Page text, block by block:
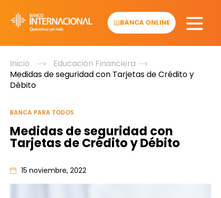
content
BANCA ONLINE
Inicio
Educación Financiera
Medidas de seguridad con Tarjetas de Crédito y
Débito
BANCA PARA TODOS
Medidas de seguridad con
Tarjetas de Crédito y Débito
15 noviembre, 2022